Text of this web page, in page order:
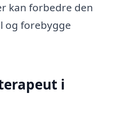
kan forbedre den
og forebygge
i